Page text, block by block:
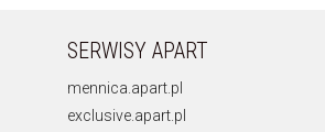
SERWISY APART
mennica.apart.pl
exclusive.apart.pl